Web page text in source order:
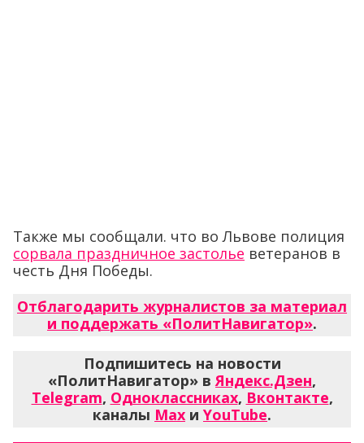
Также мы сообщали. что во Львове полиция
сорвала праздничное застолье ветеранов в
честь Дня Победы.
Отблагодарить журналистов за материал
и поддержать «ПолитНавигатор».
Подпишитесь на новости
«ПолитНавигатор» вЯндекс.Дзен,
Telegram, Одноклассниках, Вконтакте,
каналы Max и YouTube.